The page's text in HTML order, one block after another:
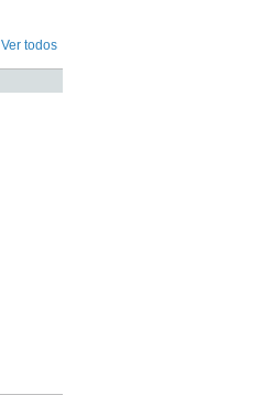
Ver todos